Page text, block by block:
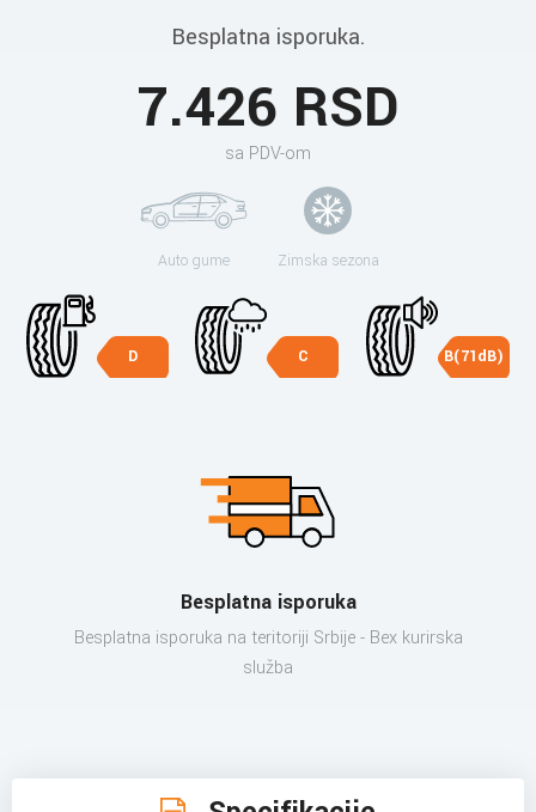
Besplatna isporuka.
7.426 RSD
sa PDV-om
Auto gume Zimska sezona
D C B(71dB)
Besplatna isporuka
Besplatna isporuka na teritoriji Srbije - Bex kurirska
služba